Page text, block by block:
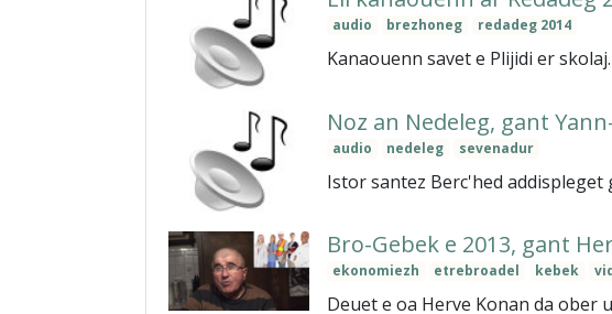
audio brezhoneg redadeg 2014
Kanaouenn savet e Plijidi er
Noz an Nedeleg, gant
audio nedeleg sevenadur
Istor santez Berc'hed addispleget
Bro-Gebek e 2013, gant
ekonomiezh etrebroadel kebek
Deuet e oa Herve Konan da ober